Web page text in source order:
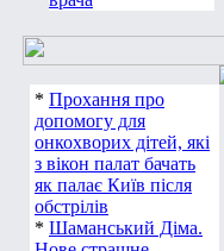
* Прохання про
допомогу для
онкохворих дітей, які
з вікон палат бачать
як палає Київ після
обстрілів
* Шаманський Діма.